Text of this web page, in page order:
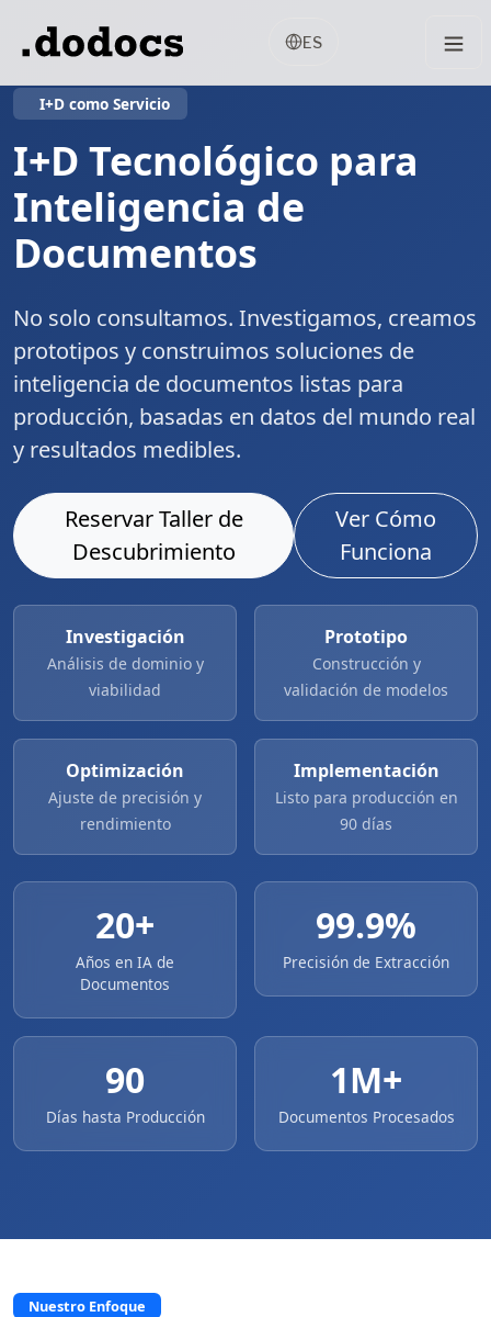
ES
I+D como Servicio
I+D Tecnológico para
Inteligencia de
Documentos
No solo consultamos. Investigamos, creamos
prototipos y construimos soluciones de
inteligencia de documentos listas para
producción, basadas en datos del mundo real
y resultados medibles.
Reservar Taller de
Descubrimiento
Ver Cómo
Funciona
Investigación
Análisis de dominio y
viabilidad
Prototipo
Construcción y
validación de modelos
Optimización
Ajuste de precisión y
rendimiento
Implementación
Listo para producción en
90 días
20+
Años en IA de
Documentos
99.9%
Precisión de Extracción
90
Días hasta Producción
1M+
Documentos Procesados
Nuestro Enfoque